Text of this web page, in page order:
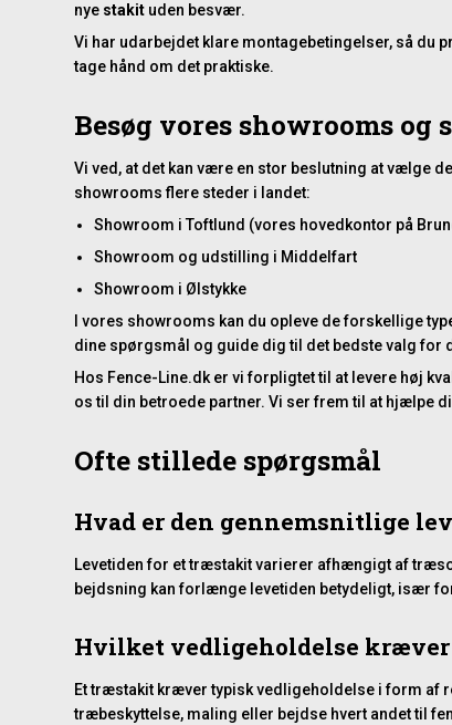
nye stakit uden besvær.
Vi har udarbejdet klare montagebetingelser, så du
tage hånd om det praktiske.
Besøg vores showrooms og
Vi ved, at det kan være en stor beslutning at vælge
showrooms flere steder i landet:
Showroom i Toftlund (vores hovedkontor på
Showroom og udstilling i Middelfart
Showroom i Ølstykke
I vores showrooms kan du opleve de forskellige
dine spørgsmål og guide dig til det bedste valg for
Hos Fence-Line.dk er vi forpligtet til at levere høj
os til din betroede partner. Vi ser frem til at hjælpe
Ofte stillede spørgsmål
Hvad er den gennemsnitlige
Levetiden for et træstakit varierer afhængigt af
bejdsning kan forlænge levetiden betydeligt, især
Hvilket vedligeholdelse
Et træstakit kræver typisk vedligeholdelse i form af
træbeskyttelse, maling eller bejdse hvert andet til